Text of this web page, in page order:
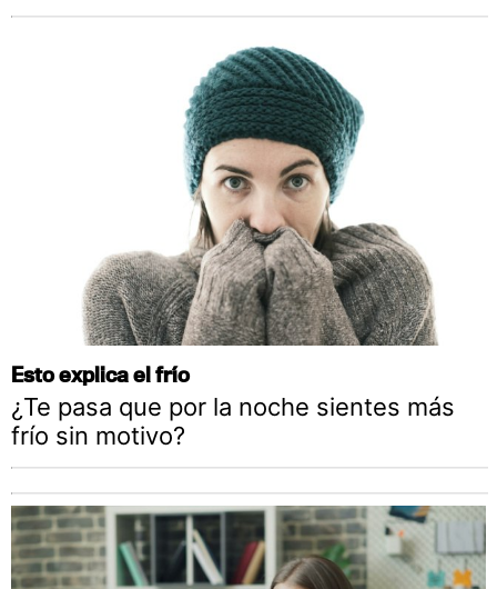
Esto explica el frío
¿Te pasa que por la noche sientes más
frío sin motivo?